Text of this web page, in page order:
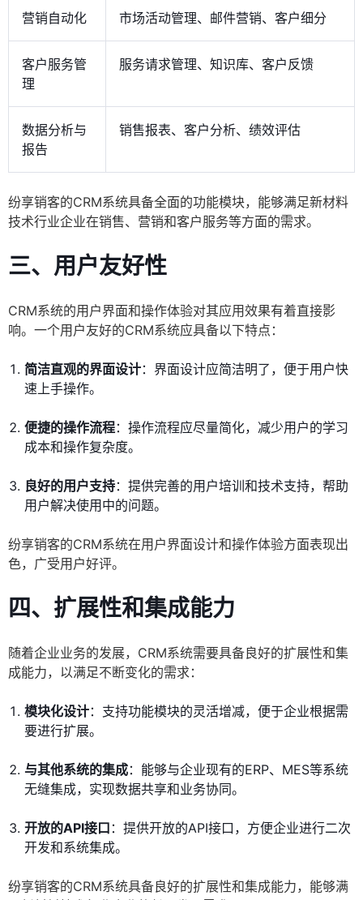
营销自动化 市场活动管理、邮件营销、客户细分
客户服务管
理
服务请求管理、知识库、客户反馈
数据分析与
报告
销售报表、客户分析、绩效评估
纷享销客的CRM系统具备全面的功能模块，能够满足新材料
技术行业企业在销售、营销和客户服务等方面的需求。
三、用户友好性
CRM系统的用户界面和操作体验对其应用效果有着直接影
响。一个用户友好的CRM系统应具备以下特点：
简洁直观的界面设计：界面设计应简洁明了，便于用户快
速上手操作。
便捷的操作流程：操作流程应尽量简化，减少用户的学习
成本和操作复杂度。
良好的用户支持：提供完善的用户培训和技术支持，帮助
用户解决使用中的问题。
纷享销客的CRM系统在用户界面设计和操作体验方面表现出
色，广受用户好评。
四、扩展性和集成能力
随着企业业务的发展，CRM系统需要具备良好的扩展性和集
成能力，以满足不断变化的需求：
模块化设计：支持功能模块的灵活增减，便于企业根据需
要进行扩展。
与其他系统的集成：能够与企业现有的ERP、MES等系统
无缝集成，实现数据共享和业务协同。
开放的API接口 ：提供开放的API接口，方便企业进行二次
开发和系统集成。
纷享销客的CRM系统具备良好的扩展性和集成能力，能够满